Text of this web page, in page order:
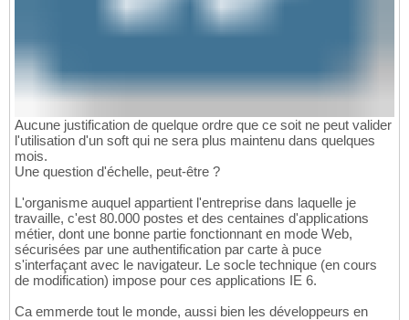
Aucune justification de quelque ordre que ce soit ne peut valider
l'utilisation d'un soft qui ne sera plus maintenu dans quelques
mois.
Une question d'échelle, peut-être ?
L'organisme auquel appartient l'entreprise dans laquelle je
travaille, c'est 80.000 postes et des centaines d'applications
métier, dont une bonne partie fonctionnant en mode Web,
sécurisées par une authentification par carte à puce
s'interfaçant avec le navigateur. Le socle technique (en cours
de modification) impose pour ces applications IE 6.
Ca emmerde tout le monde, aussi bien les développeurs en